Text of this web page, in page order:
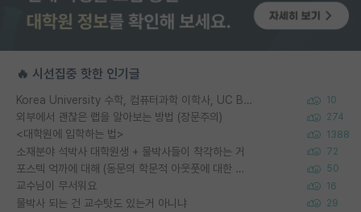
🔥 시선집중 핫한 인기글
Korea University 수학, 컴퓨터과학 이학사, UC Berkeley 산업공학 대학원 공학박사가 되는 것은 쉽지 않겠죠? 10
외부에서 괜찮은 랩을 알아보는 방법 (장문주의) 274
<대학원에 입학하는 법> 1388
소재분야 석박사 대학원생 + 물박사들이 착각하는 거 72
포스텍 억까에 대해 (동문의 학문적 아웃풋에 대한 반박) 50
교수님이 무서워요 16
물박사 되는 건 교수탓도 있는거 아니냐 29